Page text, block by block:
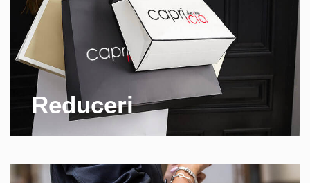
Reduceri